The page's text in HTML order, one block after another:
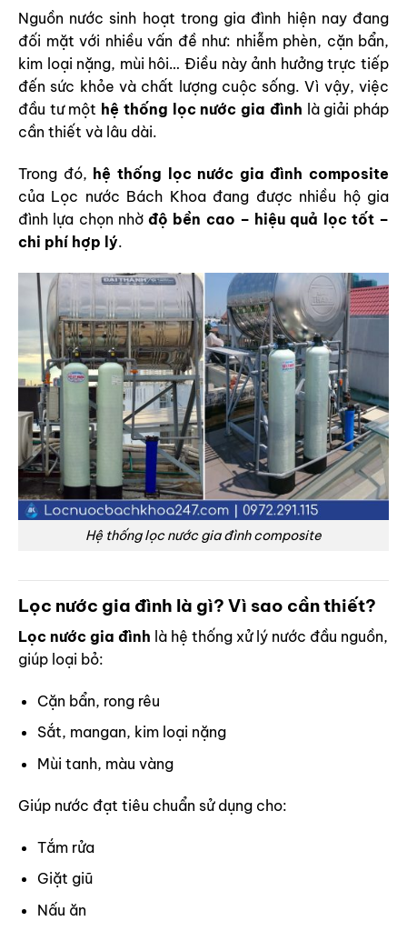
Nguồn nước sinh hoạt trong gia đình hiện nay đang
đối mặt với nhiều vấn đề như: nhiễm phèn, cặn bẩn,
kim loại nặng, mùi hôi… Điều này ảnh hưởng trực tiếp
đến sức khỏe và chất lượng cuộc sống. Vì vậy, việc
đầu tư một hệ thống lọc nước gia đình là giải pháp
cần thiết và lâu dài.
Trong đó, hệ thống lọc nước gia đình composite
của Lọc nước Bách Khoa đang được nhiều hộ gia
đình lựa chọn nhờ độ bền cao – hiệu quả lọc tốt –
chi phí hợp lý.
Hệ thống lọc nước gia đình composite
Lọc nước gia đình là gì? Vì sao cần thiết?
Lọc nước gia đình là hệ thống xử lý nước đầu nguồn,
giúp loại bỏ:
Cặn bẩn, rong rêu
Sắt, mangan, kim loại nặng
Mùi tanh, màu vàng
Giúp nước đạt tiêu chuẩn sử dụng cho:
Tắm rửa
Giặt giũ
Nấu ăn